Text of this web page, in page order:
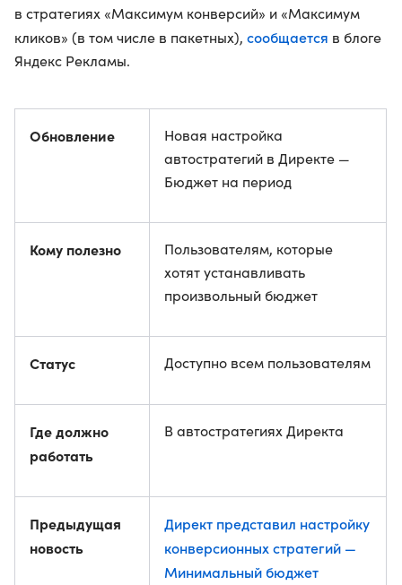
в стратегиях «Максимум конверсий» и «Максимум
кликов» (в том числе в пакетных), сообщается в блоге
Яндекс Рекламы.
Обновление
Новая настройка
автостратегий в Директе —
Бюджет на период
Кому полезно
Пользователям, которые
хотят устанавливать
произвольный бюджет
Статус Доступно всем пользователям
Где должно
работать
В автостратегиях Директа
Предыдущая
новость
Директ представил настройку
конверсионных стратегий —
Минимальный бюджет